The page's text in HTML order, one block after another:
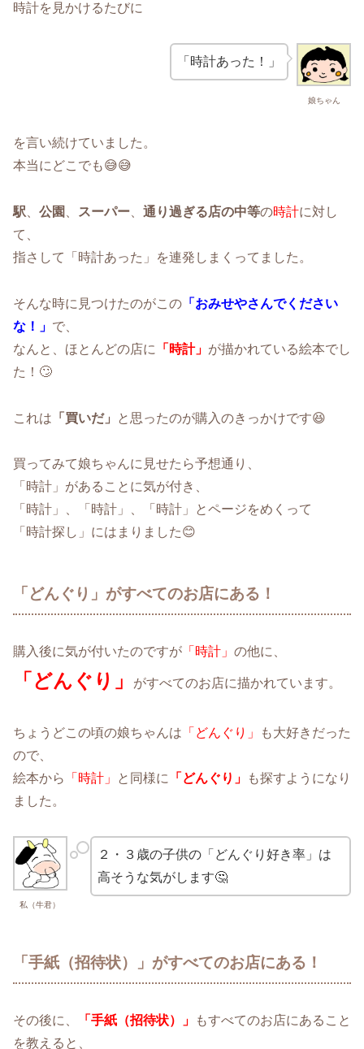
時計を見かけるたびに
娘ちゃん
「時計あった！」
を言い続けていました。
本当にどこでも😅😅
駅 公園 スーパー 通り過ぎる店の中等の時計に対し
て、
指さして「時計あった」を連発しまくってました。
そんな時に見つけたのがこの 「おみせやさんでください
な！」 で、
なんと、ほとんどの店に
「時計」 が描かれている絵本でし
た！🙄
これは 「買いだ」 と思ったのが購入のきっかけです😆
買ってみて娘ちゃんに見せたら予想通り、
「時計」があることに気が付き、
「時計」、「時計」、「時計」とページをめくって
「時計探し」にはまりました😊
「どんぐり」がすべてのお店にある！
購入後に気が付いたのですが 「時計」 の他に、
「どんぐり」 がすべてのお店に描かれています。
ちょうどこの頃の娘ちゃんは 「どんぐり」
も大好きだった
ので、
絵本から
「時計」 と同様に 「どんぐり」
も探すようになり
ました。
私（牛君）
２・３歳の子供の「どんぐり好き率」は
高そうな気がします🤔
「手紙（招待状）」がすべてのお店にある！
その後に、 「手紙（招待状）」
もすべてのお店にあること
を教えると、